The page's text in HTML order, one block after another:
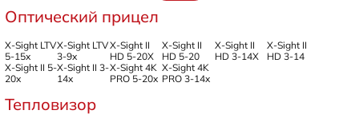
Оптический прицел
X-Sight LTV
5-15x
X-Sight LTV
3-9x
X-Sight II
HD 5-20X
X-Sight II
HD 5-20
X-Sight II
HD 3-14X
X-Sight II
HD 3-14
X-Sight II 5-
20x
X-Sight II 3-
14x
X-Sight 4K
PRO 5-20x
X-Sight 4K
PRO 3-14x
Тепловизор